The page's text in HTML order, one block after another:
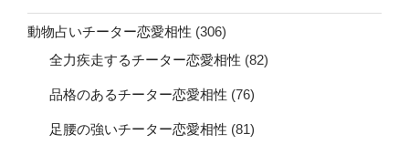
動物占いチーター恋愛相性 (306)
全力疾走するチーター恋愛相性 (82)
品格のあるチーター恋愛相性 (76)
足腰の強いチーター恋愛相性 (81)